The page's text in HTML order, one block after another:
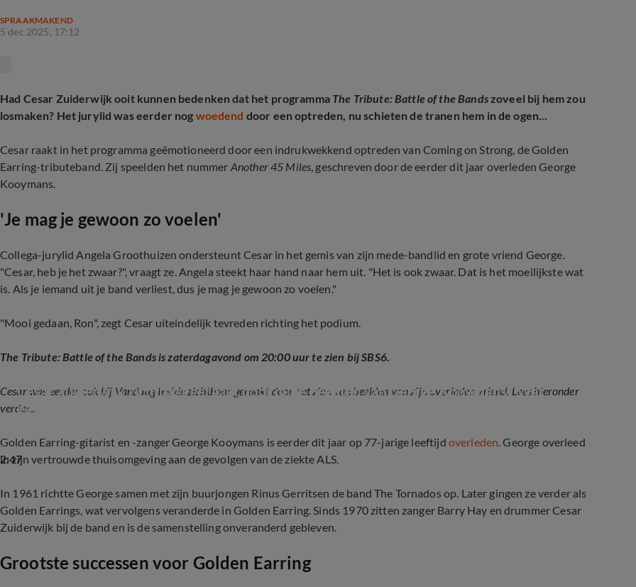
SPRAAKMAKEND
5 dec 2025, 17:12
Had Cesar Zuiderwijk ooit kunnen bedenken dat het programma The Tribute: Battle of the Bandszoveel bij hem zou
losmaken? Het jurylid was eerder nog woedend door een optreden, nu schieten de tranen hem in de ogen...
Cesar raakt in het programma geëmotioneerd door een indrukwekkend optreden van Coming on Strong, de Golden
Earring-tributeband. Zij speelden het nummer Another 45 Miles, geschreven door de eerder dit jaar overleden George
Kooymans.
'Je mag je gewoon zo voelen'
Collega-jurylid Angela Groothuizen ondersteunt Cesar in het gemis van zijn mede-bandlid en grote vriend George.
"Cesar, heb je het zwaar?", vraagt ze. Angela steekt haar hand naar hem uit. "Het is ook zwaar. Dat is het moeilijkste wat
is. Als je iemand uit je band verliest, dus je mag je gewoon zo voelen."
"Mooi gedaan, Ron", zegt Cesar uiteindelijk tevreden richting het podium.
The Tribute: Battle of the Bands is zaterdagavond om 20:00 uur te zien bij SBS6.
Cesar was eerder ook bij Vandaag Inside zichtbaar geraakt door het zien van beelden van zijn overleden vriend. Lees hieronder
verder...
2:47
Cesar Zuiderwijk zichtbaar geraakt door oude beelden van George Kooymans: 'Wat
een kanjer, man' (Vandaag Inside)
Golden Earring-gitarist en -zanger George Kooymans is eerder dit jaar op 77-jarige leeftijd overleden. George overleed
in zijn vertrouwde thuisomgeving aan de gevolgen van de ziekte ALS.
In 1961 richtte George samen met zijn buurjongen Rinus Gerritsen de band The Tornados op. Later gingen ze verder als
Golden Earrings, wat vervolgens veranderde in Golden Earring. Sinds 1970 zitten zanger Barry Hay en drummer Cesar
Zuiderwijk bij de band en is de samenstelling onveranderd gebleven.
Grootste successen voor Golden Earring